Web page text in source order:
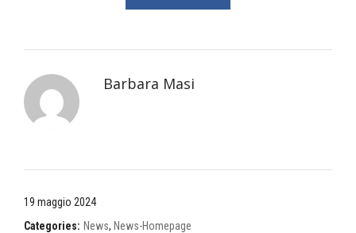
Barbara Masi
19 maggio 2024
Categories: News, News-Homepage